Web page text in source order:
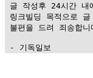
글 작성후 24시간 내
링크빌딩 목적으로
불편을 드려 죄송합
- 기독일보